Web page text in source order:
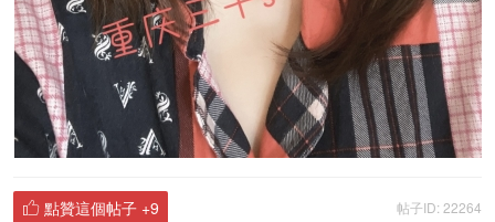
帖子ID: 22264
 點贊這個帖子 +9